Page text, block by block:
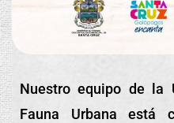
Nuestro equipo de la
Fauna Urbana está